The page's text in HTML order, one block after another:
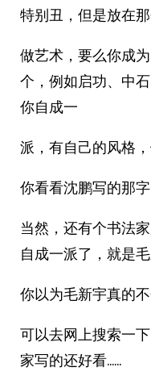
特别丑，但是放在
做艺术，要么你成
个，例如启功、中
你自成一
派，有自己的风格，
你看看沈鹏写的那
当然，还有个书法
自成一派了，就是毛
你以为毛新宇真的
可以去网上搜索一
家写的还好看……